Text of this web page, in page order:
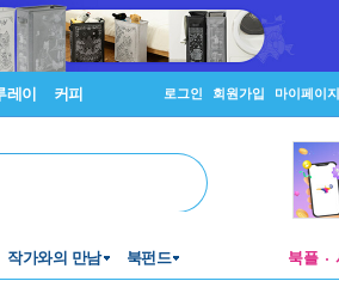
레이 커피 로그인 회원가입 마이페이지
작가와의 만남 북펀드 북플